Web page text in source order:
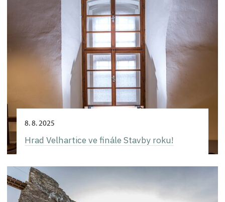
8. 8. 2025
Hrad Velhartice ve finále Stavby roku!